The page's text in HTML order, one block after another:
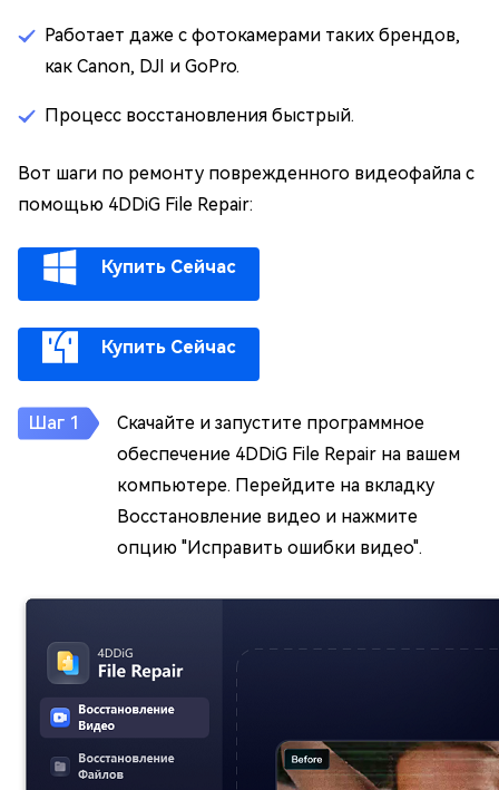
Работает даже с фотокамерами таких брендов,
как Canon, DJI и GoPro.
Процесс восстановления быстрый.
Вот шаги по ремонту поврежденного видеофайла с
помощью 4DDiG File Repair:
Купить Сейчас
Купить Сейчас
Скачайте и запустите программное
обеспечение 4DDiG File Repair на вашем
компьютере. Перейдите на вкладку
Восстановление видео и нажмите
опцию "Исправить ошибки видео".